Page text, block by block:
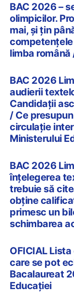
BAC 2026 –
olimpicilor.
mai, și țin
limba
BAC 2026
audierii
Candidații
/ Ce
circulație
Ministerului
BAC 2026
înțelegerea
trebuie să
obține
primesc un
schimbarea
OFICIAL
care se pot
Bacalaureat
Educației